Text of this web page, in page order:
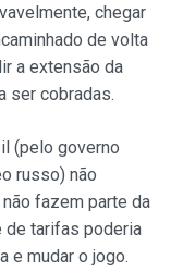
chegar
de volta
a extensão da
ser cobradas.
(pelo governo
russo) não
fazem parte da
de tarifas poderia
e mudar o jogo.